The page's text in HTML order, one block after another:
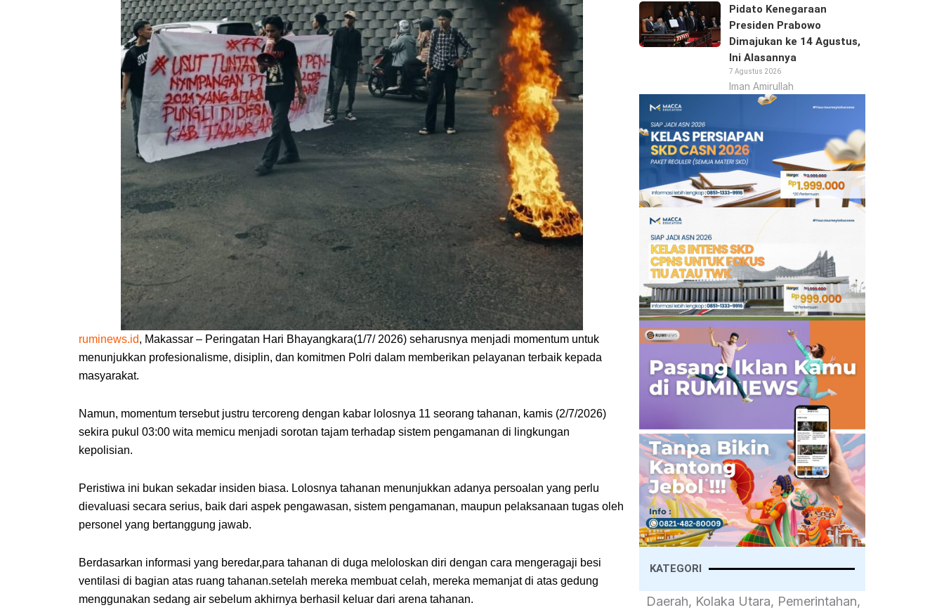
ruminews.id, Makassar – Peringatan Hari Bhayangkara(1/7/ 2026) seharusnya menjadi momentum untuk
menunjukkan profesionalisme, disiplin, dan komitmen Polri dalam memberikan pelayanan terbaik kepada
masyarakat.
Namun, momentum tersebut justru tercoreng dengan kabar lolosnya 11 seorang tahanan, kamis (2/7/2026)
sekira pukul 03:00 wita memicu menjadi sorotan tajam terhadap sistem pengamanan di lingkungan
kepolisian.
Peristiwa ini bukan sekadar insiden biasa. Lolosnya tahanan menunjukkan adanya persoalan yang perlu
dievaluasi secara serius, baik dari aspek pengawasan, sistem pengamanan, maupun pelaksanaan tugas oleh
personel yang bertanggung jawab.
Berdasarkan informasi yang beredar,para tahanan di duga meloloskan diri dengan cara mengeragaji besi
ventilasi di bagian atas ruang tahanan.setelah mereka membuat celah, mereka memanjat di atas gedung
menggunakan sedang air sebelum akhirnya berhasil keluar dari arena tahanan.
Pidato Kenegaraan
Presiden Prabowo
Dimajukan ke 14 Agustus,
Ini Alasannya
7 Agustus 2026
Iman Amirullah
KATEGORI
Daerah, Kolaka Utara, Pemerintahan,